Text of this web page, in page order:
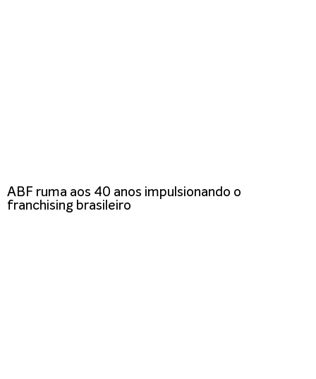
ABF ruma aos 40 anos impulsionando o
franchising brasileiro